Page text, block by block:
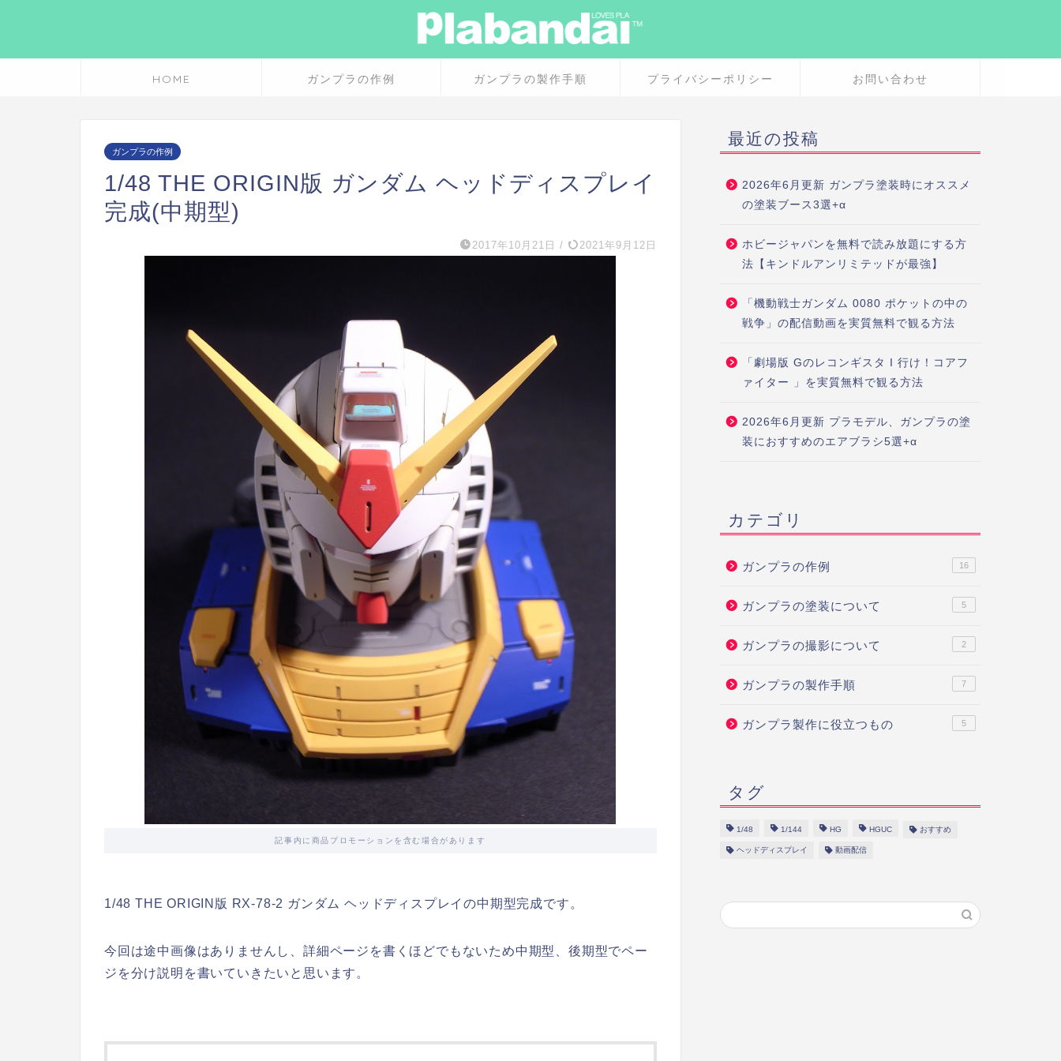
HOME ガンプラの作例 ガンプラの製作手順 プライバシーポリシー お問い合わせ
ガンプラの作例
1/48 THE ORIGIN版 ガンダム ヘッドディスプレイ
完成(中期型)
2017年10月21日 / 2021年9月12日
記事内に商品プロモーションを含む場合があります
1/48 THE ORIGIN版 RX-78-2 ガンダム ヘッドディスプレイの中期型完成です。
今回は途中画像はありませんし、詳細ページを書くほどでもないため中期型、後期型でペー
ジを分け説明を書いていきたいと思います。
最近の投稿
2026年6月更新 ガンプラ塗装時にオススメ
の塗装ブース3選+α
ホビージャパンを無料で読み放題にする方
法【キンドルアンリミテッドが最強】
「機動戦士ガンダム 0080 ポケットの中の
戦争」の配信動画を実質無料で観る方法
「劇場版 Gのレコンギスタ I 行け！コアフ
ァイター 」を実質無料で観る方法
2026年6月更新 プラモデル、ガンプラの塗
装におすすめのエアブラシ5選+α
カテゴリ
ガンプラの作例 16
ガンプラの塗装について 5
ガンプラの撮影について 2
ガンプラの製作手順 7
ガンプラ製作に役立つもの 5
タグ
1/48 1/144 HG HGUC おすすめ
ヘッドディスプレイ 動画配信